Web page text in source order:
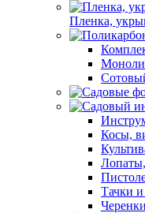
Пленка,
Косы,
Тачки